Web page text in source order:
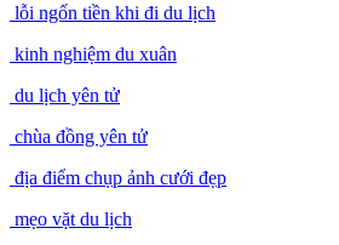
lỗi ngốn tiền khi đi du lịch
kinh nghiệm du xuân
du lịch yên tử
chùa đồng yên tử
địa điểm chụp ảnh cưới đẹp
mẹo vặt du lịch